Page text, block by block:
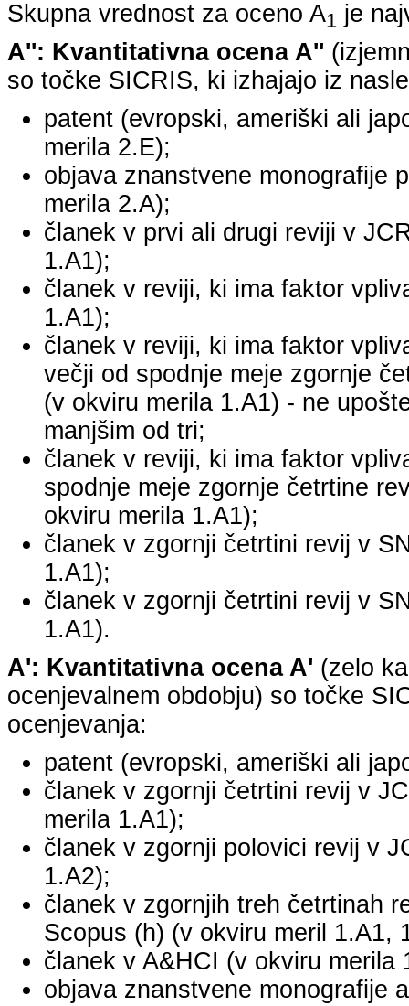
Skupna vrednost za oceno A1 je
A'': Kvantitativna ocena A''
so točke SICRIS, ki izhajajo iz
patent (evropski, ameriški ali
merila 2.E);
objava znanstvene monografije
merila 2.A);
članek v prvi ali drugi reviji v
1.A1);
članek v reviji, ki ima faktor
1.A1);
članek v reviji, ki ima faktor
večji od spodnje meje zgornje
(v okviru merila 1.A1) - ne
manjšim od tri;
članek v reviji, ki ima faktor
spodnje meje zgornje četrtine
okviru merila 1.A1);
članek v zgornji četrtini revij v
1.A1);
članek v zgornji četrtini revij v
1.A1).
A': Kvantitativna ocena A' (zelo
ocenjevalnem obdobju) so točke
ocenjevanja:
patent (evropski, ameriški ali
članek v zgornji četrtini revij v
merila 1.A1);
članek v zgornji polovici revij v
1.A2);
članek v zgornjih treh četrtinah
Scopus (h) (v okviru meril 1.A1,
članek v A&HCI (v okviru merila
objava znanstvene monografije